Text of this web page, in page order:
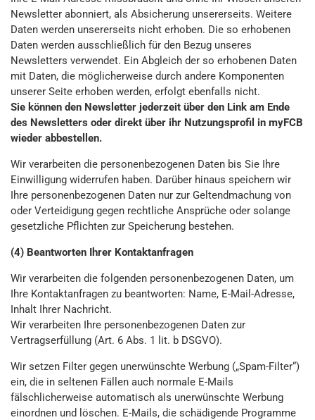
Newsletter abonniert, als Absicherung unsererseits. Weitere
Daten werden unsererseits nicht erhoben. Die so erhobenen
Daten werden ausschließlich für den Bezug unseres
Newsletters verwendet. Ein Abgleich der so erhobenen Daten
mit Daten, die möglicherweise durch andere Komponenten
unserer Seite erhoben werden, erfolgt ebenfalls nicht.
Sie können den Newsletter jederzeit über den Link am Ende
des Newsletters oder direkt über ihr Nutzungsprofil in myFCB
wieder abbestellen.
Wir verarbeiten die personenbezogenen Daten bis Sie Ihre
Einwilligung widerrufen haben. Darüber hinaus speichern wir
Ihre personenbezogenen Daten nur zur Geltendmachung von
oder Verteidigung gegen rechtliche Ansprüche oder solange
gesetzliche Pflichten zur Speicherung bestehen.
(4) Beantworten Ihrer Kontaktanfragen
Wir verarbeiten die folgenden personenbezogenen Daten, um
Ihre Kontaktanfragen zu beantworten: Name, E-Mail-Adresse,
Inhalt Ihrer Nachricht.
Wir verarbeiten Ihre personenbezogenen Daten zur
Vertragserfüllung (Art. 6 Abs. 1 lit. b DSGVO).
Wir setzen Filter gegen unerwünschte Werbung („Spam-Filter“)
ein, die in seltenen Fällen auch normale E-Mails
fälschlicherweise automatisch als unerwünschte Werbung
einordnen und löschen. E-Mails, die schädigende Programme